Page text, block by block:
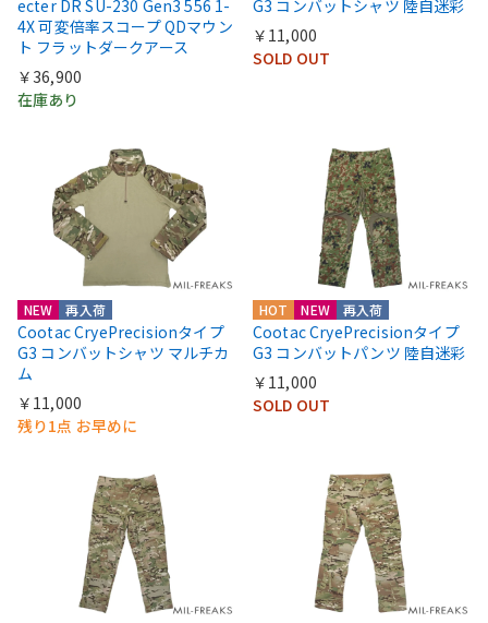
ecter DR SU-230 Gen3 556 1-
4X 可変倍率スコープ QDマウン
ト フラットダークアース
￥36,900
在庫あり
G3 コンバットシャツ 陸自迷彩
￥11,000
SOLD OUT
NEW 再入荷
Cootac CryePrecisionタイプ
G3 コンバットシャツ マルチカ
ム
￥11,000
残り1点 お早めに
HOT NEW 再入荷
Cootac CryePrecisionタイプ
G3 コンバットパンツ 陸自迷彩
￥11,000
SOLD OUT